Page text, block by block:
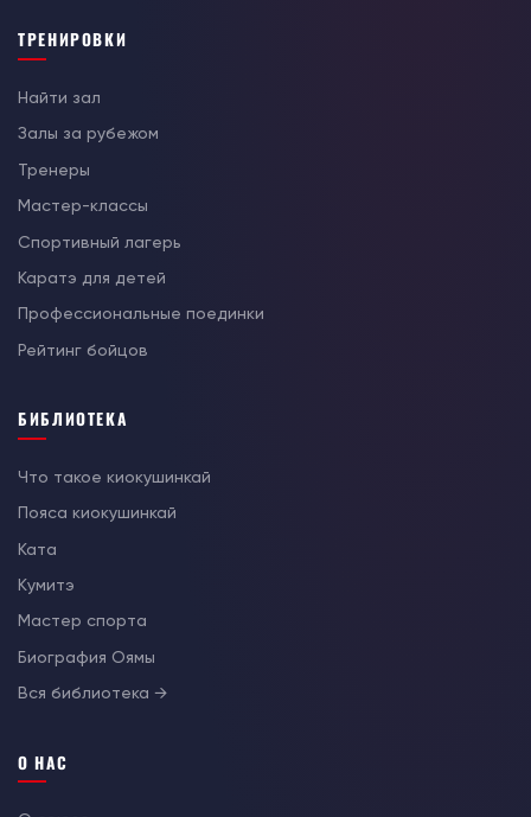
ТРЕНИРОВКИ
Найти зал
Залы за рубежом
Тренеры
Мастер-классы
Спортивный лагерь
Каратэ для детей
Профессиональные поединки
Рейтинг бойцов
БИБЛИОТЕКА
Что такое киокушинкай
Пояса киокушинкай
Ката
Кумитэ
Мастер спорта
Биография Оямы
Вся библиотека →
О НАС